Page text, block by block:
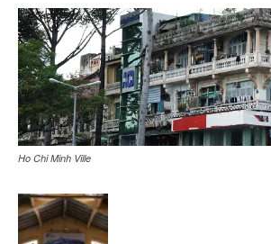
Ho Chi Minh Ville